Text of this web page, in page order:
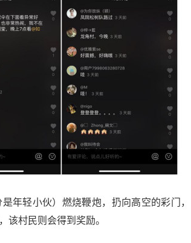
年轻小伙）燃烧鞭炮，扔向高空的彩门，
该村民则会得到奖励。